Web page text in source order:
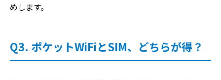
めします。
Q3. ポケットWiFiとSIM、どちらが得？